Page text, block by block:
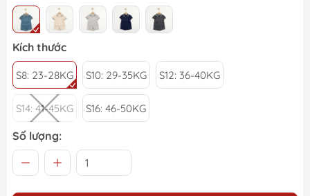
Kích thước
S8: 23-28KG S10: 29-35KG S12: 36-40KG
S14: 41-45KG S16: 46-50KG
Số lượng: